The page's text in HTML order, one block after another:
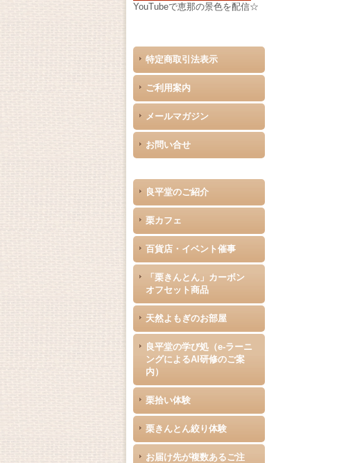
YouTubeで恵那の景色を配信☆
特定商取引法表示
ご利用案内
メールマガジン
お問い合せ
良平堂のご紹介
栗カフェ
百貨店・イベント催事
「栗きんとん」カーボン
オフセット商品
天然よもぎのお部屋
良平堂の学び処（e-ラーニ
ングによるAI研修のご案
内）
栗拾い体験
栗きんとん絞り体験
お届け先が複数あるご注